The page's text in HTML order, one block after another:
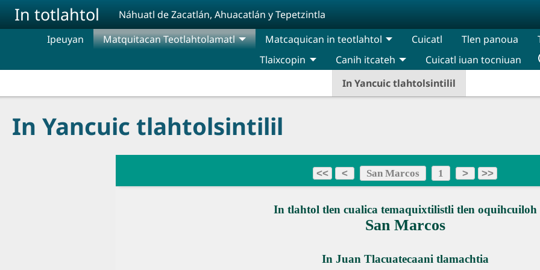
Pasar al contenido principal
In totlahtol Náhuatl de Zacatlán, Ahuacatlán y Tepetzintla
Ipeuyan Matquitacan Teotlahtolamatl
In Yancuic tlahtolsintilil
Matcaquican in teotlahtol Cuicatl Tlen panoua
Tlaixcopin
Canih itcateh Cuicatl iuan tocniuan
In Yancuic tlahtolsintilil